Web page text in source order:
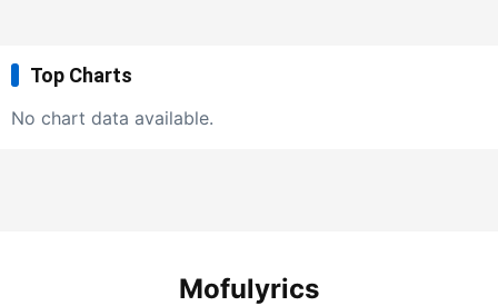
Top Charts
No chart data available.
Mofulyrics